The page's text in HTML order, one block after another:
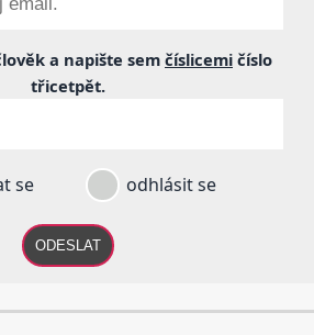
a napište sem číslicemi číslo
třicetpět.
se odhlásit se
ODESLAT